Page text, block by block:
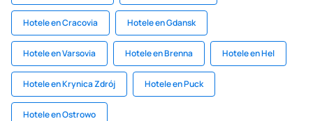
Hotele en Cracovia Hotele en Gdansk
Hotele en Varsovia Hotele en Brenna Hotele en Hel
Hotele en Krynica Zdrój Hotele en Puck
Hotele en Ostrowo